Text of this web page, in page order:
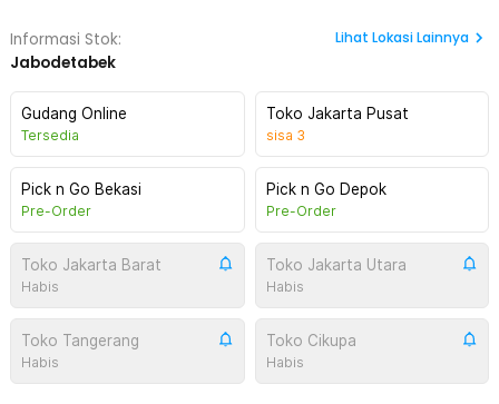
Informasi Stok:
Jabodetabek
Lihat Lokasi Lainnya
Gudang Online
Tersedia
Toko Jakarta Pusat
sisa 3
Pick n Go Bekasi
Pre-Order
Pick n Go Depok
Pre-Order
Toko Jakarta Barat
Habis
Toko Jakarta Utara
Habis
Toko Tangerang
Habis
Toko Cikupa
Habis